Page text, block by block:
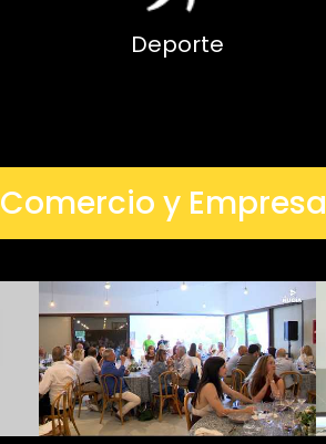
Deporte
Comercio y Empresa